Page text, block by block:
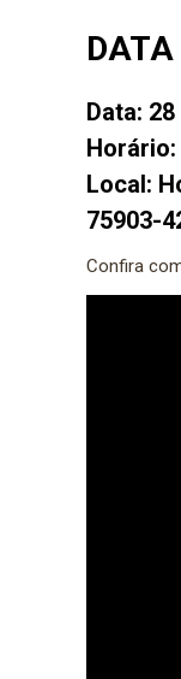
Data:
Horário:
Local:
75903-
Confira